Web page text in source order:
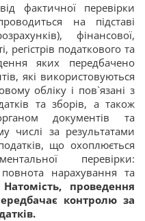
фактичної перевірки
на підставі
фінансової,
регістрів податкового та
яких передбачено
які використовуються
обліку і пов`язані з
та зборів, а також
документів та
числі за результатами
що охоплюється
перевірки:
повнота нарахування та
Натомість, проведення
контролю за